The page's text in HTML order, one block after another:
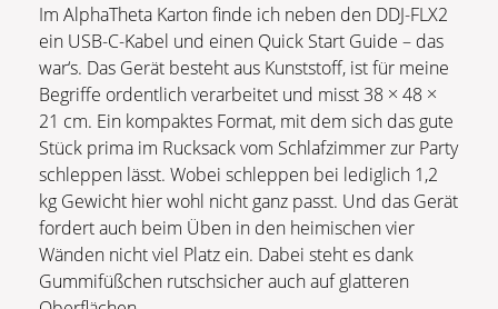
Im AlphaTheta Karton finde ich neben den DDJ-FLX2
ein USB-C-Kabel und einen Quick Start Guide – das
war‘s. Das Gerät besteht aus Kunststoff, ist für meine
Begriffe ordentlich verarbeitet und misst 38 × 48 ×
21 cm. Ein kompaktes Format, mit dem sich das gute
Stück prima im Rucksack vom Schlafzimmer zur Party
schleppen lässt. Wobei schleppen bei lediglich 1,2
kg Gewicht hier wohl nicht ganz passt. Und das Gerät
fordert auch beim Üben in den heimischen vier
Wänden nicht viel Platz ein. Dabei steht es dank
Gummifüßchen rutschsicher auch auf glatteren